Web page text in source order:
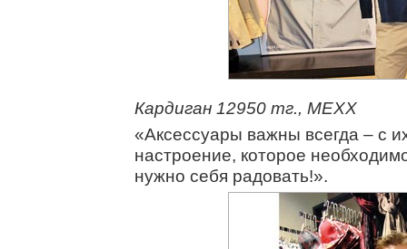
Кардиган 12950 тг., MEXX
«Аксессуары важны всегда – с
настроение, которое
нужно себя радовать!».